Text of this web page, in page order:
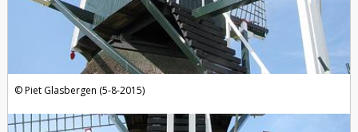
Piet Glasbergen (5-8-2015)